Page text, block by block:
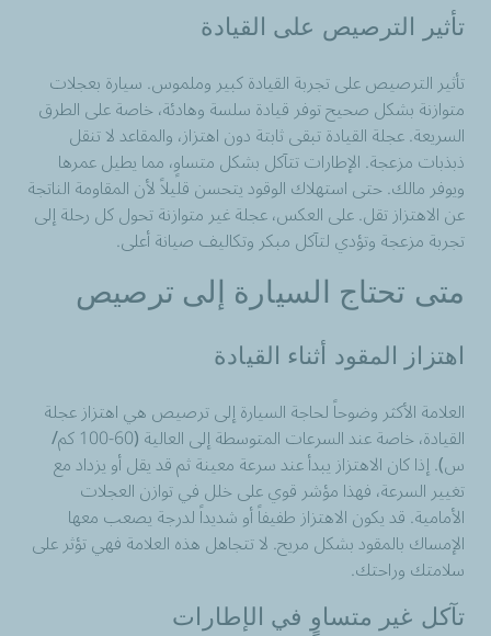
تأثير الترصيص على القيادة
تأثير الترصيص على تجربة القيادة كبير وملموس. سيارة بعجلات
متوازنة بشكل صحيح توفر قيادة سلسة وهادئة، خاصة على الطرق
السريعة. عجلة القيادة تبقى ثابتة دون اهتزاز، والمقاعد لا تنقل
ذبذبات مزعجة. الإطارات تتآكل بشكل متساوٍ، مما يطيل عمرها
ويوفر مالك. حتى استهلاك الوقود يتحسن قليلاً لأن المقاومة الناتجة
عن الاهتزاز تقل. على العكس، عجلة غير متوازنة تحول كل رحلة إلى
تجربة مزعجة وتؤدي لتآكل مبكر وتكاليف صيانة أعلى.
متى تحتاج السيارة إلى ترصيص
اهتزاز المقود أثناء القيادة
العلامة الأكثر وضوحاً لحاجة السيارة إلى ترصيص هي اهتزاز عجلة
القيادة، خاصة عند السرعات المتوسطة إلى العالية (60-100 كم/
س). إذا كان الاهتزاز يبدأ عند سرعة معينة ثم قد يقل أو يزداد مع
تغيير السرعة، فهذا مؤشر قوي على خلل في توازن العجلات
الأمامية. قد يكون الاهتزاز طفيفاً أو شديداً لدرجة يصعب معها
الإمساك بالمقود بشكل مريح. لا تتجاهل هذه العلامة فهي تؤثر على
سلامتك وراحتك.
تآكل غير متساوٍ في الإطارات